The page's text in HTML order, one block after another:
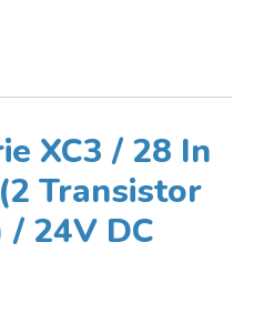
XC3 / 28 In
Transistor
/ 24V DC